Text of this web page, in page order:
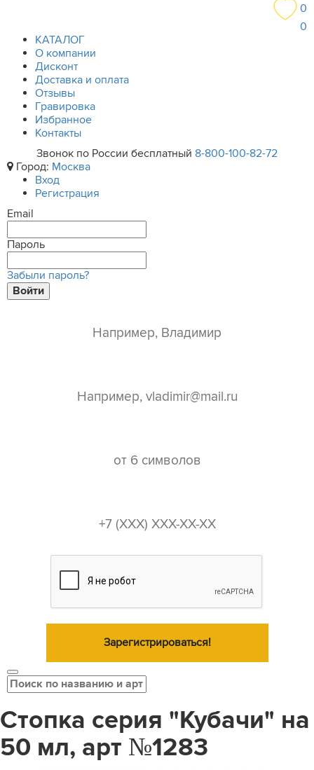
0
0
КАТАЛОГ
О компании
Дисконт
Доставка и оплата
Отзывы
Гравировка
Избранное
Контакты
Звонок по России бесплатный 8-800-100-82-72
Город: Москва
Вход
Регистрация
Email
Пароль
Забыли пароль?
Войти
Зарегистрироваться!
Стопка серия "Кубачи" на
50 мл, арт №1283